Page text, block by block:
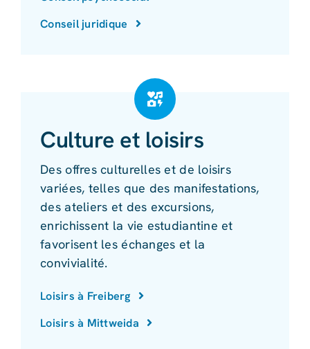
Conseil juridique
Culture et loisirs
Des offres culturelles et de loisirs
variées, telles que des manifestations,
des ateliers et des excursions,
enrichissent la vie estudiantine et
favorisent les échanges et la
convivialité.
Loisirs à Freiberg
Loisirs à Mittweida